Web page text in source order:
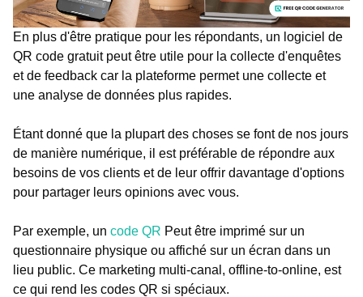
En plus d'être pratique pour les répondants, un logiciel de
QR code gratuit peut être utile pour la collecte d'enquêtes
et de feedback car la plateforme permet une collecte et
une analyse de données plus rapides.
Étant donné que la plupart des choses se font de nos jours
de manière numérique, il est préférable de répondre aux
besoins de vos clients et de leur offrir davantage d'options
pour partager leurs opinions avec vous.
Par exemple, un code QR Peut être imprimé sur un
questionnaire physique ou affiché sur un écran dans un
lieu public. Ce marketing multi-canal, offline-to-online, est
ce qui rend les codes QR si spéciaux.